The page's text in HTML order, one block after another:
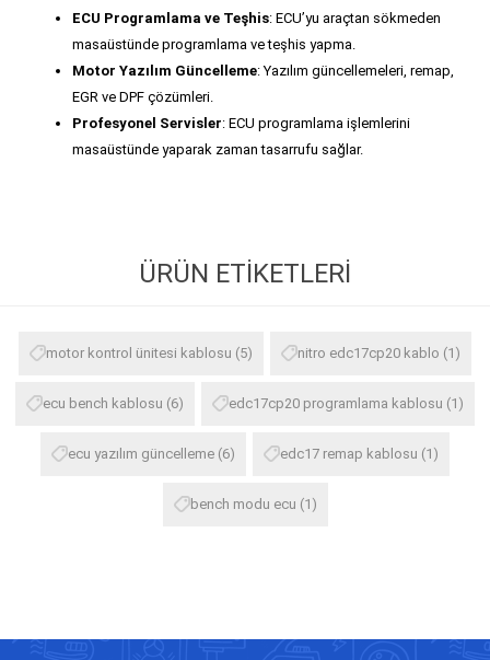
ECU Programlama ve Teşhis: ECU’yu araçtan sökmeden
masaüstünde programlama ve teşhis yapma.
Motor Yazılım Güncelleme: Yazılım güncellemeleri, remap,
EGR ve DPF çözümleri.
Profesyonel Servisler: ECU programlama işlemlerini
masaüstünde yaparak zaman tasarrufu sağlar.
ÜRÜN ETIKETLERI
motor kontrol ünitesi kablosu (5) nitro edc17cp20 kablo (1)
ecu bench kablosu (6) edc17cp20 programlama kablosu (1)
ecu yazılım güncelleme (6) edc17 remap kablosu (1)
bench modu ecu (1)